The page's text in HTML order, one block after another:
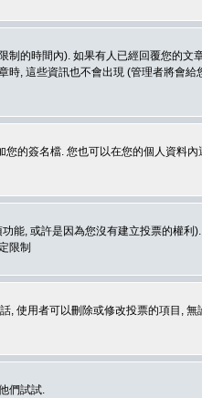
的時間內). 如果有人已經回覆您的文
, 這些資訊也不會出現 (管理者將會
您的簽名檔. 您也可以在您的個人資料
能, 或許是因為您沒有建立投票的權利
限制
使用者可以刪除或修改投票的項目,
們試試.